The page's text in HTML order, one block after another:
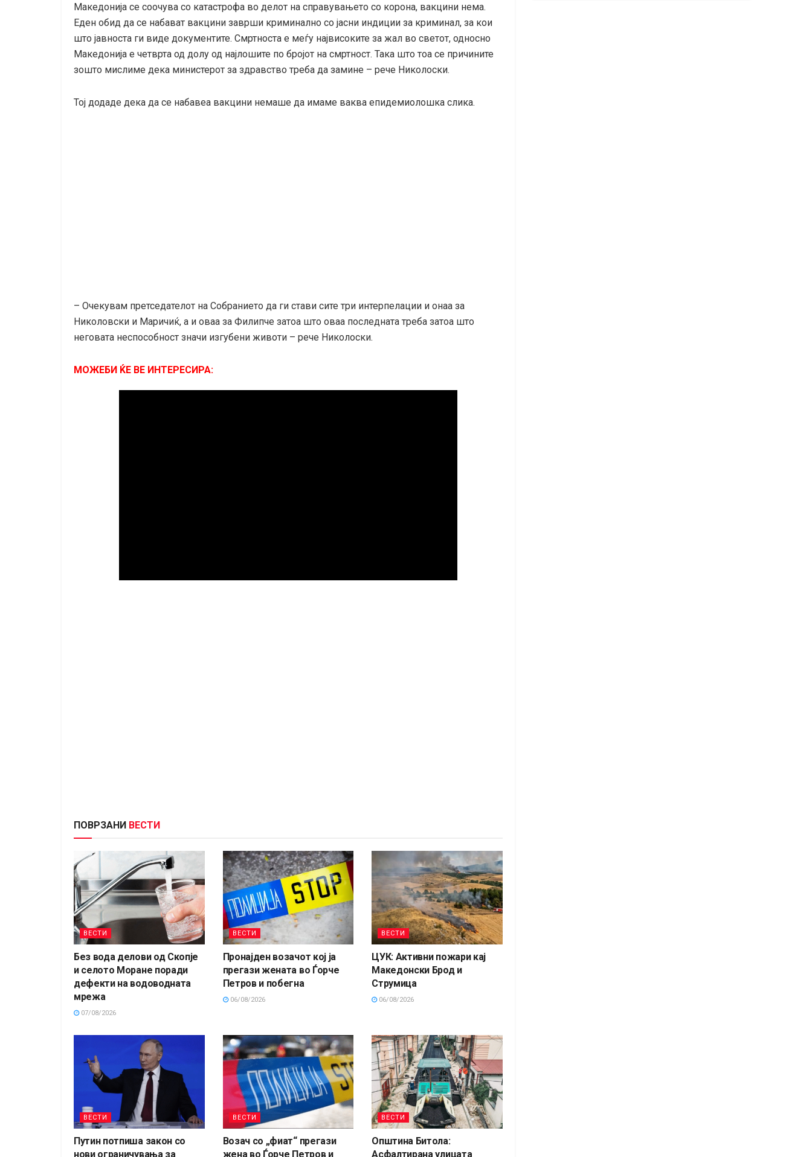
Македонија се соочува со катастрофа во делот на справувањето со корона, вакцини нема.
Еден обид да се набават вакцини заврши криминално со јасни индиции за криминал, за кои
што јавноста ги виде документите. Смртноста е меѓу највисоките за жал во светот, односно
Македонија е четврта од долу од најлошите по бројот на смртност. Така што тоа се причините
зошто мислиме дека министерот за здравство треба да замине – рече Николоски.
Тој додаде дека да се набавеа вакцини немаше да имаме ваква епидемиолошка слика.
– Очекувам претседателот на Собранието да ги стави сите три интерпелации и онаа за
Николовски и Маричиќ, а и оваа за Филипче затоа што оваа последната треба затоа што
неговата неспособност значи изгубени животи – рече Николоски.
МОЖЕБИ ЌЕ ВЕ ИНТЕРЕСИРА:
ПОВРЗАНИ ВЕСТИ
ВЕСТИ
Без вода делови од Скопје
и селото Моране поради
дефекти на водоводната
мрежа
07/08/2026
ВЕСТИ
Пронајден возачот кој ја
прегази жената во Ѓорче
Петров и побегна
06/08/2026
ВЕСТИ
ЦУК: Активни пожари кај
Македонски Брод и
Струмица
06/08/2026
ВЕСТИ
Путин потпиша закон со
нови ограничувања за
ВЕСТИ
Возач со „фиат“ прегази
жена во Ѓорче Петров и
ВЕСТИ
Општина Битола:
Асфалтирана улицата